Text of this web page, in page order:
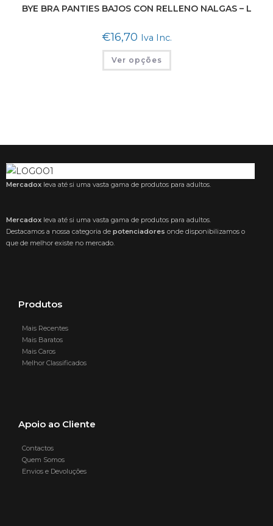
options
may
on
the
BYE BRA PANTIES BAJOS CON RELLENO NALGAS – L
€16,70 Iva Inc.
Ver opções
This
has
the
page
Mercadox leva até si uma vasta gama de produtos para adultos.
Mercadox leva até si uma vasta gama de produtos para adultos.
Destacamos a nossa categoria de potenciadores onde disponibilizamos o
que de melhor existe no mercado.
Produtos
Mais Recentes
Mais Baratos
Mais Caros
Melhor Classificados
Apoio ao Cliente
Contactos
Quem Somos
Envios e Devoluções